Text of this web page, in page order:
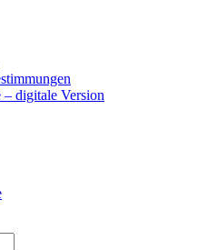
digitale Version